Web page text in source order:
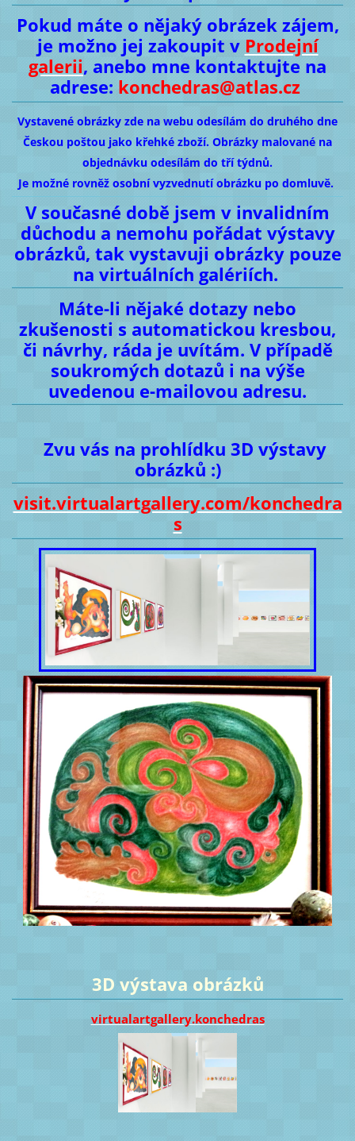
Pokud máte o nějaký obrázek zájem,
je možno jej zakoupit v Prodejní
galerii, anebo mne kontaktujte na
adrese: konchedras@atlas.cz
Vystavené obrázky zde na webu odesílám do druhého dne
Českou poštou jako křehké zboží. Obrázky malované na
objednávku odesílám do tří týdnů.
Je možné rovněž osobní vyzvednutí obrázku po domluvě.
V současné době jsem v invalidním
důchodu a nemohu pořádat výstavy
obrázků, tak vystavuji obrázky pouze
na virtuálních galériích.
Máte-li nějaké dotazy nebo
zkušenosti s automatickou kresbou,
či návrhy, ráda je uvítám. V případě
soukromých dotazů i na výše
uvedenou e-mailovou adresu.
Zvu vás na prohlídku 3D výstavy
obrázků :)
visit.virtualartgallery.com/konchedra
s
3D výstava obrázků
virtualartgallery.konchedras